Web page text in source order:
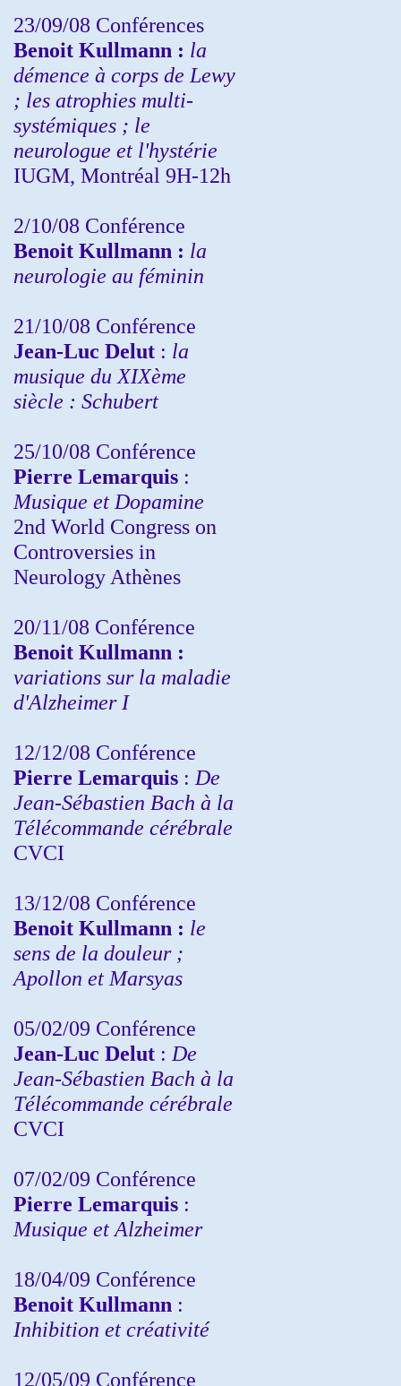
23/09/08 Conférences
Benoit Kullmann : la
démence à corps de Lewy
; les atrophies multi-
systémiques ; le
neurologue et l'hystérie
IUGM, Montréal 9H-12h
2/10/08 Conférence
Benoit Kullmann : la
neurologie au féminin
21/10/08 Conférence
Jean-Luc Delut : la
musique du XIXème
siècle : Schubert
25/10/08 Conférence
Pierre Lemarquis :
Musique et Dopamine
2nd World Congress on
Controversies in
Neurology Athènes
20/11/08 Conférence
Benoit Kullmann :
variations sur la maladie
d'Alzheimer I
12/12/08 Conférence
Pierre Lemarquis : De
Jean-Sébastien Bach à la
Télécommande cérébrale
CVCI
13/12/08 Conférence
Benoit Kullmann : le
sens de la douleur ;
Apollon et Marsyas
05/02/09 Conférence
Jean-Luc Delut : De
Jean-Sébastien Bach à la
Télécommande cérébrale
CVCI
07/02/09 Conférence
Pierre Lemarquis :
Musique et Alzheimer
18/04/09 Conférence
Benoit Kullmann :
Inhibition et créativité
12/05/09 Conférence